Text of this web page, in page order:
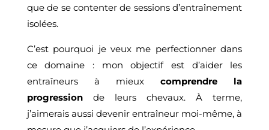
que de se contenter de sessions d’entraînement
isolées.
C’est pourquoi je veux me perfectionner dans
ce domaine : mon objectif est d’aider les
entraîneurs à mieuxcomprendre la
progressionde leurs chevaux. À terme,
j’aimerais aussi devenir entraîneur moi-même, à